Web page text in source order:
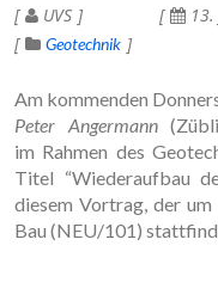
UVS 13.
Geotechnik
Am kommenden
Peter Angermann
im Rahmen des
Titel “Wiederaufbau
diesem Vortrag, der
Bau (NEU/101)